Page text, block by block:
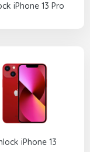
iPhone 13 Pro
iPhone 13